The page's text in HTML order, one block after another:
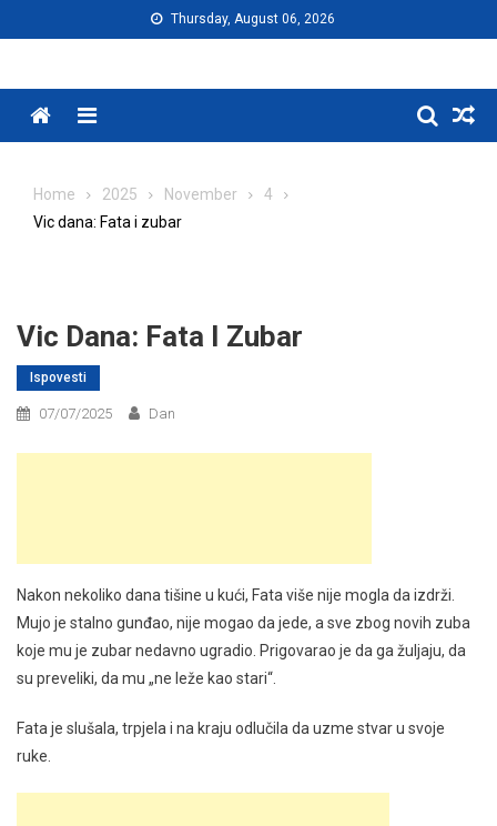
to
Thursday, August 06, 2026
Menu
Home 2025 November
4
Vic dana: Fata i zubar
Vic Dana: Fata I Zubar
Ispovesti
07/07/2025 Dan
Nakon nekoliko dana tišine u kući, Fata više nije mogla da izdrži.
Mujo je stalno gunđao, nije mogao da jede, a sve zbog novih zuba
koje mu je zubar nedavno ugradio. Prigovarao je da ga žuljaju, da
su preveliki, da mu „ne leže kao stari“.
Fata je slušala, trpjela i na kraju odlučila da uzme stvar u svoje
ruke.